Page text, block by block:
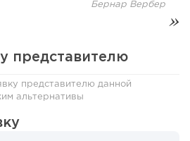
Бернар Вербер
представителю
представителю данной
альтернативы